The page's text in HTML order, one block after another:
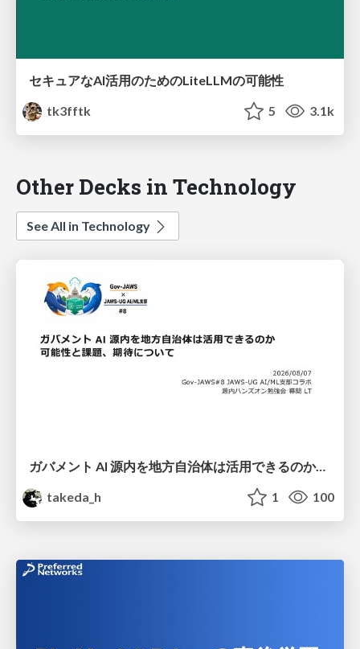
セキュアなAI活用のためのLiteLLMの可能性
tk3fftk
5 3.1k
Other Decks in Technology
See All in Technology
ガバメント AI 源内を地方自治体は活用できるのか 可能性と課題、期待について
takeda_h
1 100